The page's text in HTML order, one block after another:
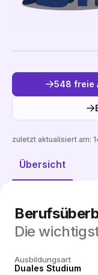
548 freie
Übersicht
zuletzt aktualisiert am:
Die
Ausbildungsart
Duales Studium